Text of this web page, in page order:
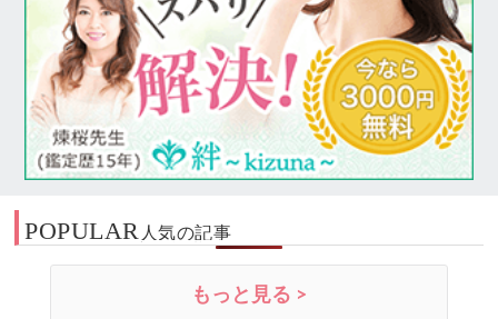
POPULAR人気の記事
もっと見る >